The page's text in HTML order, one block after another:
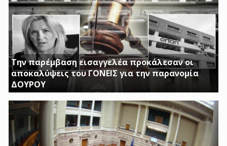
Την παρέμβαση εισαγγελέα προκάλεσαν οι
αποκαλύψεις του ΓΟΝΕΙΣ για την παρανομία
ΔΟΥΡΟΥ
ΤΗΝ ΩΡΑ ΠΟΥ ΚΤΙΡΙΑ ΤΟΥ ΔΗΜΟΣΙΟΥ ΠΑΡΑΜΕΝΟΥΝ ΚΛΕΙΣΤΑ
Η ΔΟΥΡΟΥ ΔΙΝΕΙ 20 ΕΚΚΑΤΟΜΥΡΙΑ ΓΙΑ ΑΓΟΡΑ